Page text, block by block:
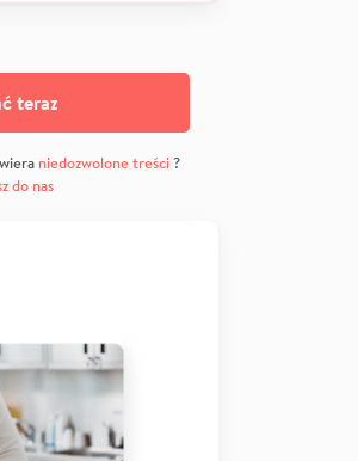
teraz
niedozwolone treści?
do nas